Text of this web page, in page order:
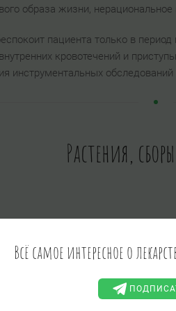
образа жизни,
пациента только в
кровотечений и
инструментальных обследований
Растения,
Осина обыкновенная
Всё самое интересное о